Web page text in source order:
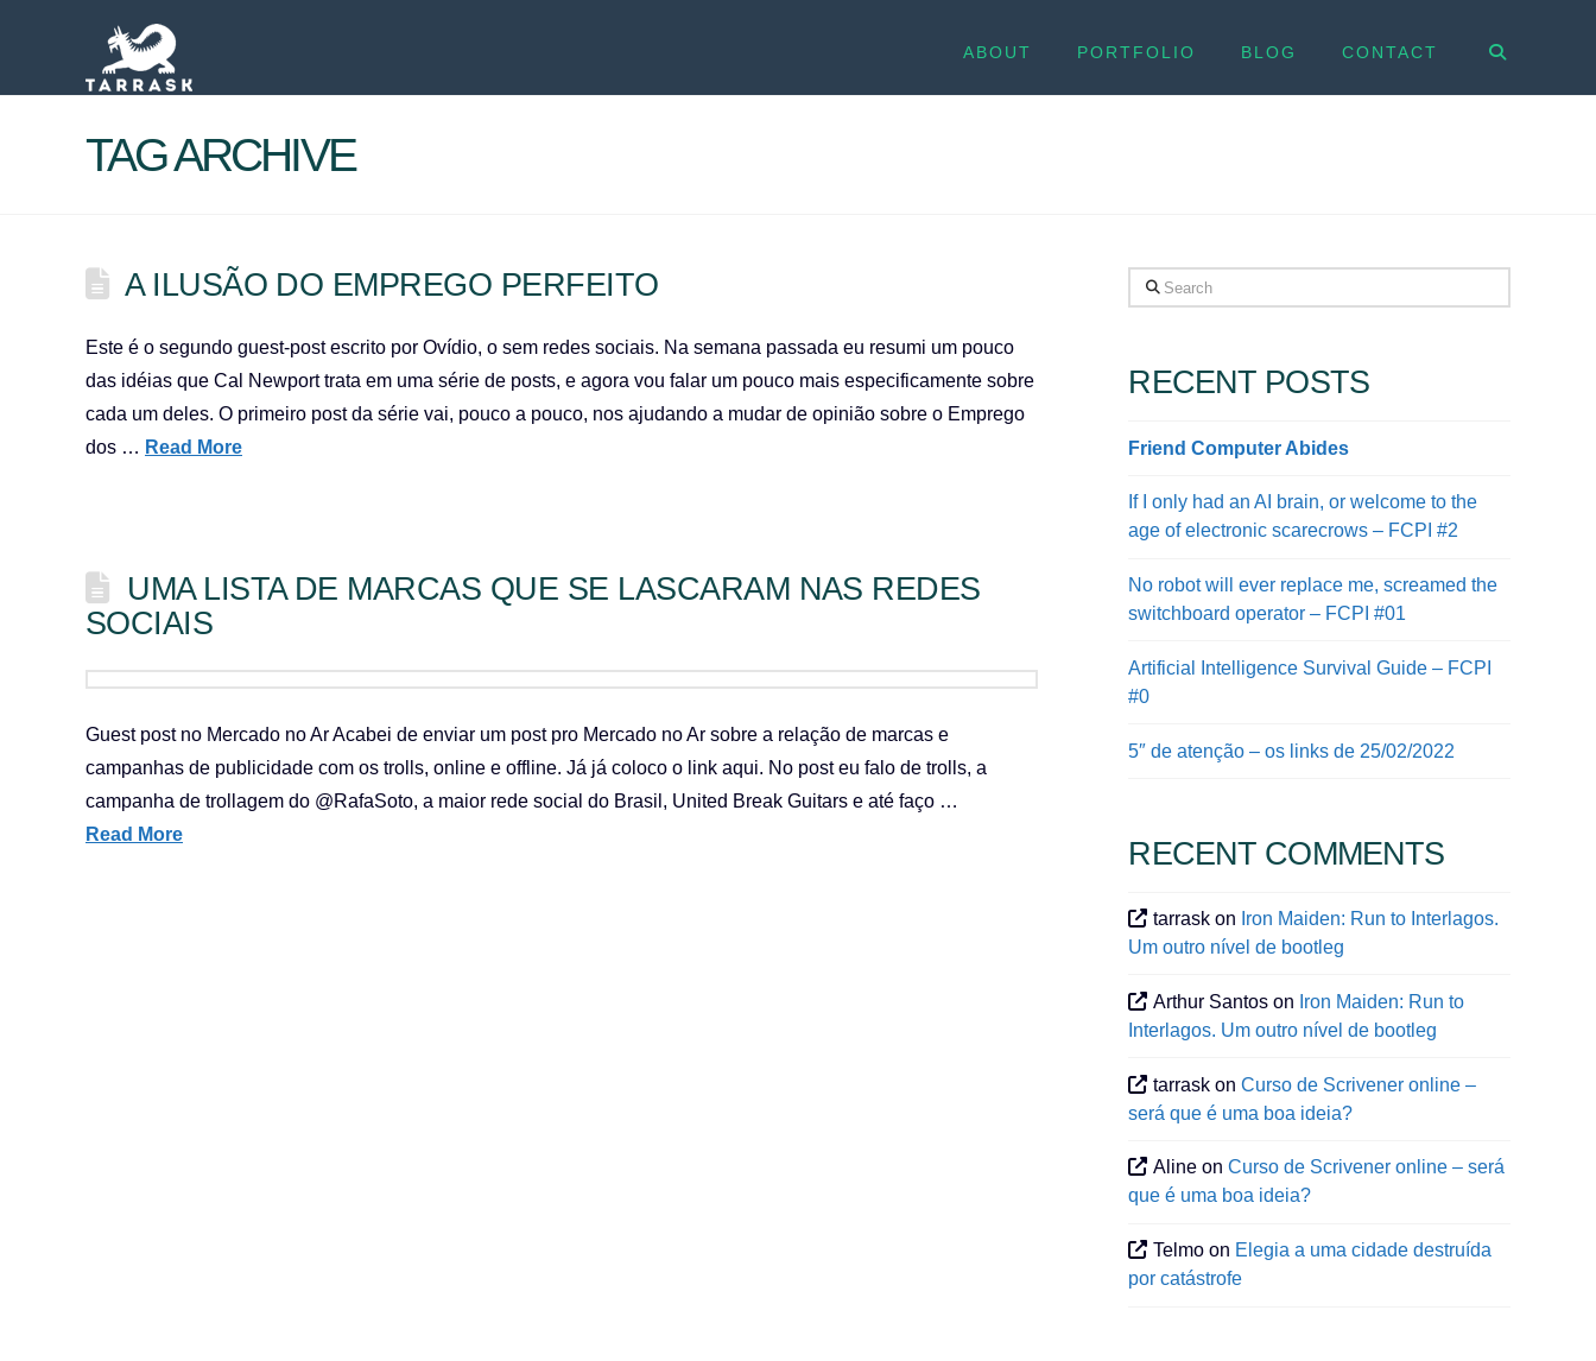
ABOUT PORTFOLIO BLOG CONTACT
TAG ARCHIVE
A ILUSÃO DO EMPREGO PERFEITO
Este é o segundo guest-post escrito por Ovídio, o sem redes sociais. Na semana passada eu resumi um pouco
das idéias que Cal Newport trata em uma série de posts, e agora vou falar um pouco mais especificamente sobre
cada um deles. O primeiro post da série vai, pouco a pouco, nos ajudando a mudar de opinião sobre o Emprego
dos … Read More
UMA LISTA DE MARCAS QUE SE LASCARAM NAS REDES
SOCIAIS
Guest post no Mercado no Ar Acabei de enviar um post pro Mercado no Ar sobre a relação de marcas e
campanhas de publicidade com os trolls, online e offline. Já já coloco o link aqui. No post eu falo de trolls, a
campanha de trollagem do @RafaSoto, a maior rede social do Brasil, United Break Guitars e até faço …
Read More
Search
RECENT POSTS
Friend Computer Abides
If I only had an AI brain, or welcome to the
age of electronic scarecrows – FCPI #2
No robot will ever replace me, screamed the
switchboard operator – FCPI #01
Artificial Intelligence Survival Guide – FCPI
#0
5″ de atenção – os links de 25/02/2022
RECENT COMMENTS
tarrask on Iron Maiden: Run to Interlagos.
Um outro nível de bootleg
Arthur Santos on Iron Maiden: Run to
Interlagos. Um outro nível de bootleg
tarrask onCurso de Scrivener online –
será que é uma boa ideia?
Aline onCurso de Scrivener online – será
que é uma boa ideia?
Telmo on Elegia a uma cidade destruída
por catástrofe